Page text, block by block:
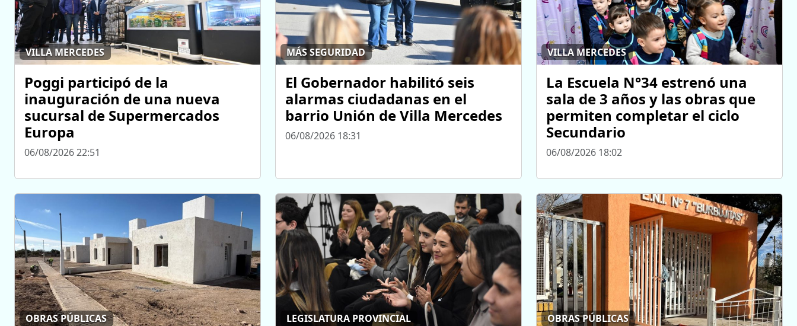
VILLA MERCEDES
Poggi participó de la
inauguración de una nueva
sucursal de Supermercados
Europa
06/08/2026 22:51
MÁS SEGURIDAD
El Gobernador habilitó seis
alarmas ciudadanas en el
barrio Unión de Villa Mercedes
06/08/2026 18:31
VILLA MERCEDES
La Escuela N°34 estrenó una
sala de 3 años y las obras que
permiten completar el ciclo
Secundario
06/08/2026 18:02
OBRAS PÚBLICAS LEGISLATURA PROVINCIAL OBRAS PÚBLICAS